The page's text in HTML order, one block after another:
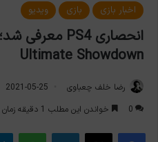
اخبار بازی بازی ویدیو
Ultimate Showdown
رضا خلف چعباوی 2021-05-25
0
خواندن این مطلب 1 دقیقه زمان میبرد
فیس بوک X لینکدین واتس آپ